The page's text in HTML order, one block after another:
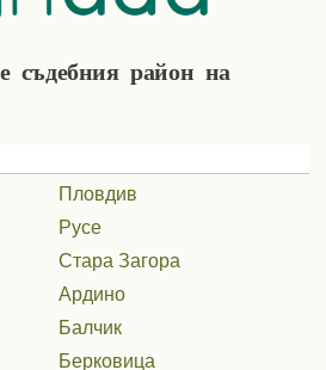
съдебния район на
Пловдив
Русе
Стара Загора
Ардино
Балчик
Берковица